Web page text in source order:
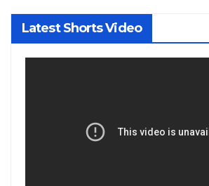
Latest Shorts Video